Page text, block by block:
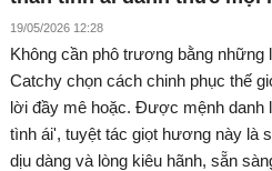
19/05/2026 12:28
Không cần phô trương bằng
Catchy chọn cách chinh phục thế
lời đầy mê hoặc. Được mệnh danh
tình ái', tuyệt tác giọt hương này là
dịu dàng và lòng kiêu hãnh, sẵn